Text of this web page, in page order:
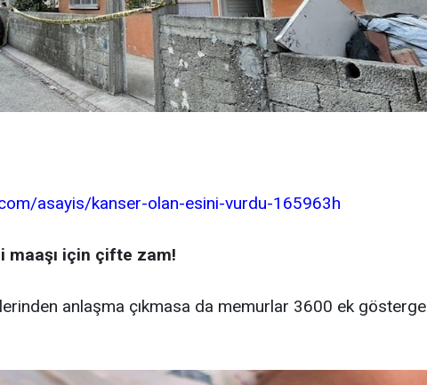
asayis/kanser-olan-esini-vurdu-165963h
maaşı için çifte zam!
anlaşma çıkmasa da memurlar 3600 ek gösterge